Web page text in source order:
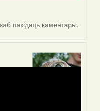
каб пакідаць каментары.